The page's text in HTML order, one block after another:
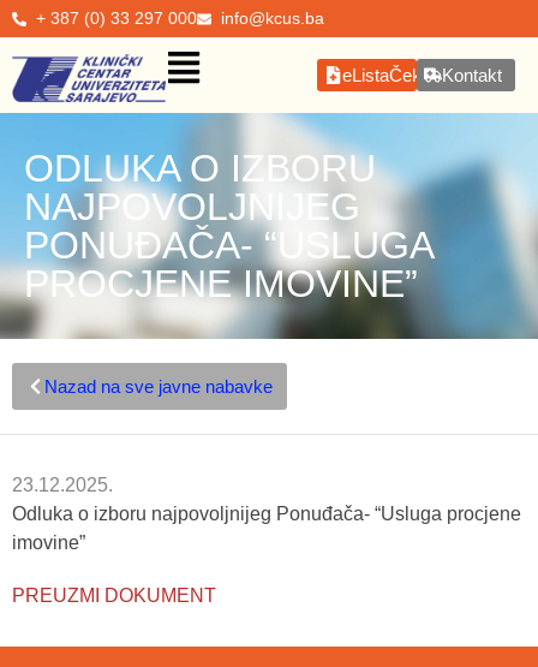
+ 387 (0) 33 297 000 info@kcus.ba
eListaČekanjaKontakt
ODLUKA O IZBORU
NAJPOVOLJNIJEG
PONUĐAČA- “USLUGA
PROCJENE IMOVINE”
Nazad na sve javne nabavke
23.12.2025.
Odluka o izboru najpovoljnijeg Ponuđača- “Usluga procjene
imovine”
PREUZMI DOKUMENT